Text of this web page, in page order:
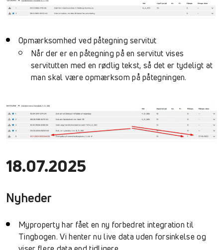
Opmærksomhed ved påtegning servitut
Når der er en påtegning på en servitut vises
servitutten med en rødlig tekst, så det er tydeligt at
man skal være opmærksom på påtegningen.
18.07.2025
Nyheder
Myproperty har fået en ny forbedret integration til
Tingbogen. Vi henter nu live data uden forsinkelse og